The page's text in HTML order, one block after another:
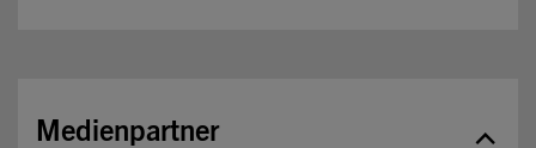
Medienpartner